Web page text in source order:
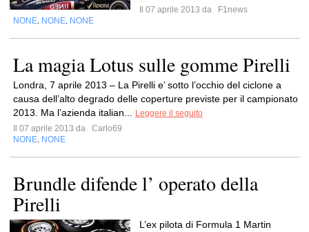
Il 07 aprile 2013 da
F1news
NONE NONE NONE
La magia Lotus sulle gomme Pirelli
Londra, 7 aprile 2013 – La Pirelli e’ sotto l’occhio del ciclone a
causa dell’alto degrado delle coperture previste per il campionato
2013. Ma l’azienda italian...
Leggere il seguito
Il 07 aprile 2013 da
Carlo69
NONE NONE
Brundle difende l’ operato della
Pirelli
L’ex pilota di Formula 1 Martin